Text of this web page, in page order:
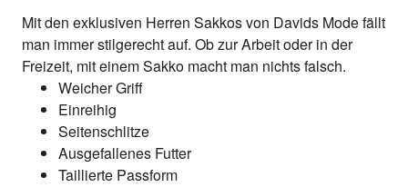
Mit den exklusiven Herren Sakkos von Davids Mode fällt
man immer stilgerecht auf. Ob zur Arbeit oder in der
Freizeit, mit einem Sakko macht man nichts falsch.
Weicher Griff
Einreihig
Seitenschlitze
Ausgefallenes Futter
Taillierte Passform